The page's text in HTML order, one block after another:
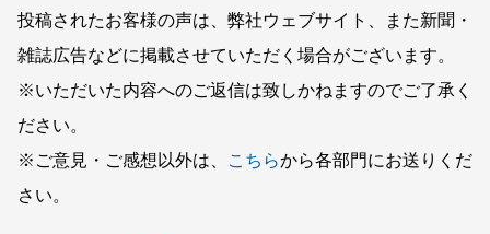
投稿されたお客様の声は、弊社ウェブサイト、また新聞・
雑誌広告などに掲載させていただく場合がございます。
※いただいた内容へのご返信は致しかねますのでご了承く
ださい。
※ご意見・ご感想以外は、
こちらから各部門にお送りくだ
さい。